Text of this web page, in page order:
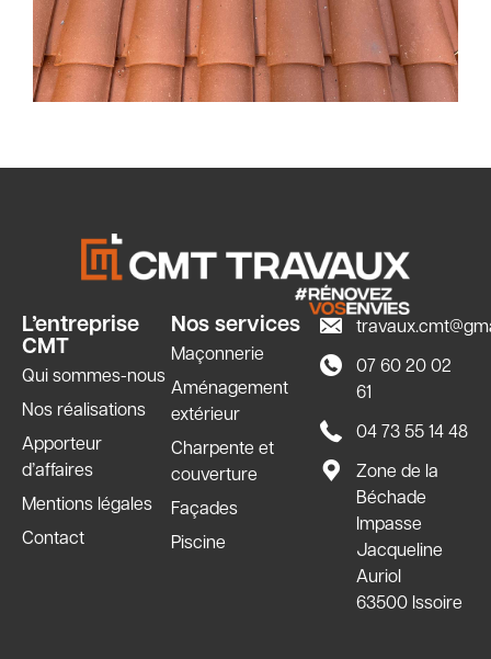
L’entreprise
CMT
Qui sommes-nous
Nos réalisations
Apporteur
d’affaires
Mentions légales
Contact
Nos services
Maçonnerie
Aménagement
extérieur
Charpente et
couverture
Façades
Piscine
07 60 20 02
61
04 73 55 14 48
Zone de la
Béchade
Impasse
Jacqueline
Auriol
63500 Issoire